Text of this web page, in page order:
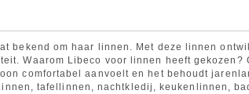
bekend om haar linnen. Met deze linnen
Waarom Libeco voor linnen heeft gekozen?
comfortabel aanvoelt en het behoudt
tafellinnen, nachtkledij, keukenlinnen,